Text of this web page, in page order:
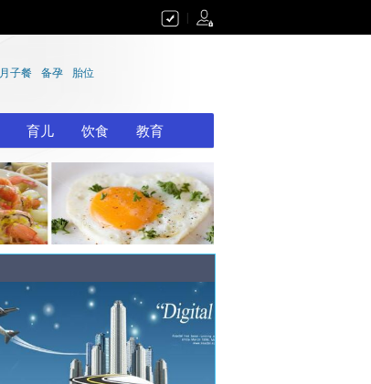
月子餐 备孕 胎位
育儿 饮食 教育